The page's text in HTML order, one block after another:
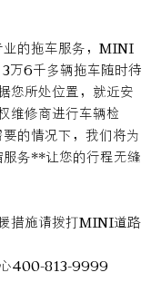
业的拖车服务，MINI
万6千多辆拖车随时待
您所处位置，就近安
维修商进行车辆检
的情况下，我们将为
服务**让您的行程无缝
措施请拨打MINI道路
400-813-9999